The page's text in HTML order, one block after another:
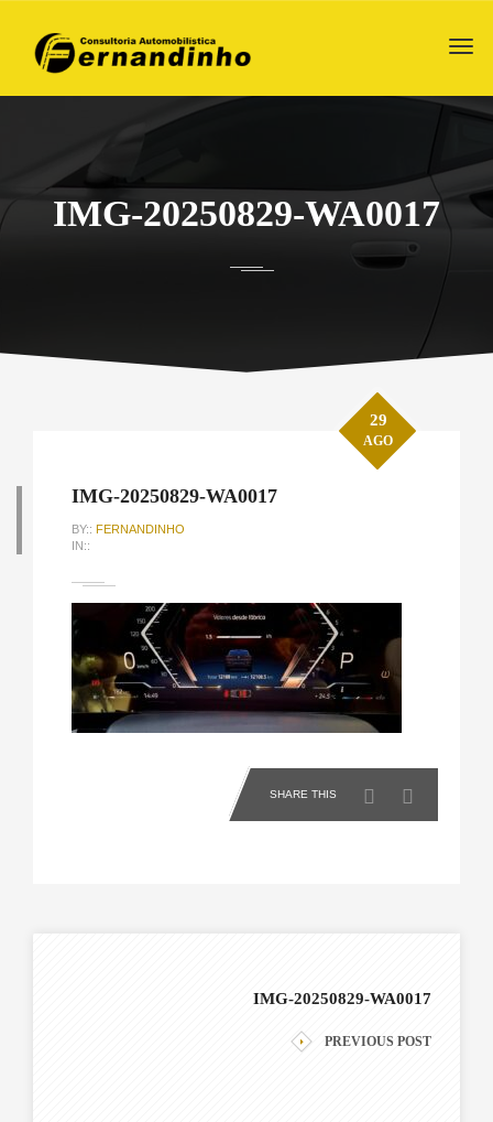
IMG-20250829-WA0017
IMG-20250829-WA0017
BY:: FERNANDINHO
IN::
29
AGO
SHARE THIS
IMG-20250829-WA0017
PREVIOUS POST